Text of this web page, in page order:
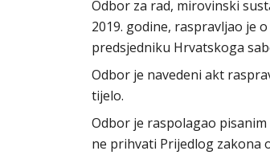
Odbor za rad, mirovinski
2019. godine, raspravljao je
predsjedniku Hrvatskoga
Odbor je navedeni akt
tijelo.
Odbor je raspolagao
ne prihvati Prijedlog zakona